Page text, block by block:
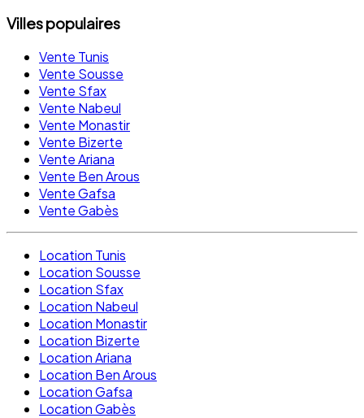
Villes populaires
Vente Tunis
Vente Sousse
Vente Sfax
Vente Nabeul
Vente Monastir
Vente Bizerte
Vente Ariana
Vente Ben Arous
Vente Gafsa
Vente Gabès
Location Tunis
Location Sousse
Location Sfax
Location Nabeul
Location Monastir
Location Bizerte
Location Ariana
Location Ben Arous
Location Gafsa
Location Gabès